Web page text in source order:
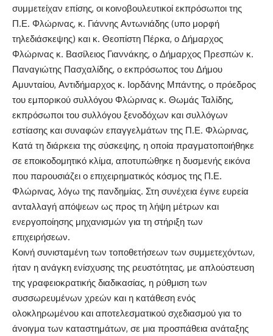
συμμετείχαν επίσης, οι κοινοβουλευτικοί εκπρόσωποι της
Π.Ε. Φλώρινας, κ. Γιάννης Αντωνιάδης (υπο μορφή
τηλεδιάσκεψης) και κ. Θεοπίστη Πέρκα, ο Δήμαρχος
Φλώρινας κ. Βασίλειος Γιαννάκης, ο Δήμαρχος Πρεσπών κ.
Παναγιώτης Πασχαλίδης, ο εκπρόσωπος του Δήμου
Αμυνταίου, Αντιδήμαρχος κ. Ιορδάνης Μπάντης, ο πρόεδρος
του εμπορικού συλλόγου Φλώρινας κ. Θωμάς Ταλίδης,
εκπρόσωποι του συλλόγου ξενοδόχων και συλλόγων
εστίασης και συναφών επαγγελμάτων της Π.Ε. Φλώρινας,
Κατά τη διάρκεια της σύσκεψης, η οποία πραγματοποιήθηκε
σε εποικοδομητικό κλίμα, αποτυπώθηκε η δυσμενής εικόνα
που παρουσιάζει ο επιχειρηματικός κόσμος της Π.Ε.
Φλώρινας, λόγω της πανδημίας. Στη συνέχεια έγινε ευρεία
ανταλλαγή απόψεων ως προς τη λήψη μέτρων και
ενεργοποίησης μηχανισμών για τη στήριξη των
επιχειρήσεων.
Κοινή συνισταμένη των τοποθετήσεων των συμμετεχόντων,
ήταν η ανάγκη ενίσχυσης της ρευστότητας, με απλούστευση
της γραφειοκρατικής διαδικασίας, η ρύθμιση των
συσσωρευμένων χρεών και η κατάθεση ενός
ολοκληρωμένου και αποτελεσματικού σχεδιασμού για το
άνοιγμα των καταστημάτων, σε μια προσπάθεια ανάταξης